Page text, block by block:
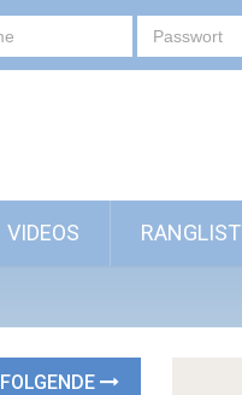
VIDEOS
FOLGENDE